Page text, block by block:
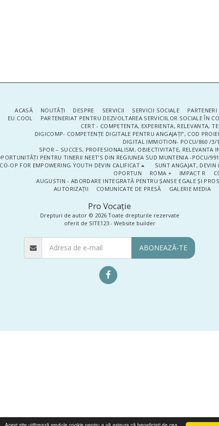
Pro Vocaţie
Drepturi de autor © 2026 Toate drepturile rezervate
oferit de SITE123- Website builder
ACASĂ NOUTĂŢI DESPRE SERVICII SERVICII SOCIALE
EU.COOL
PARTENERIAT PENTRU DEZVOLTAREA SERVICIILOR SOCIALE ÎN
CERT - COMPETENTA, EXPERIENTA, RELEVANTA,
DIGICOMP- COMPETENȚE DIGITALE PENTRU ANGAJAȚI”, COD
DIGITAL IMMOTION- POCU/860 /3/
SPOR – SUCCES, PROFESIONALISM, OBIECTIVITATE, RELEVANTA
PENTRU TINERII NEET’S DIN REGIUNEA SUD MUNTENIA -POCU/
CO-OP FOR EMPOWERING YOUTH DEVIN CALIFICAT
SUNT ANGAJAT, DEVIN
OPORTUN
ROMA + IMPACT R
AUGUSTIN - ABORDARE INTEGRATĂ PENTRU ȘANSE EGALE ȘI
AUTORIZAȚII
COMUNICATE DE PRESĂ GALERIE MEDIA
ABONEAZĂ-TE